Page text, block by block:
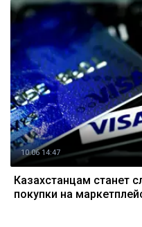
10.06 14:47
Казахстанцам станет
покупки на